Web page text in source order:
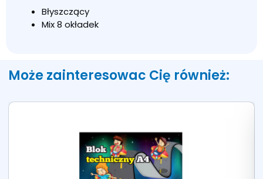
KolorowyBłyszczący
Mix 8 okładek
Może zainteresowac Cię również: